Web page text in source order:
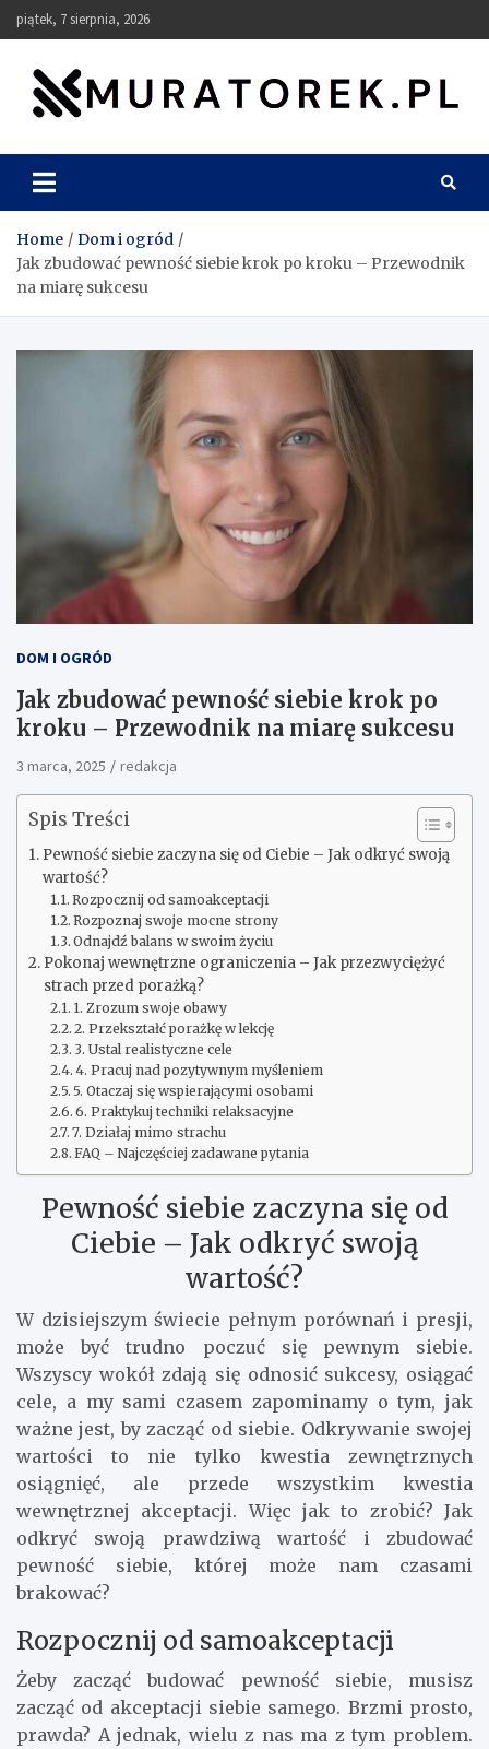
Skip
to
piątek, 7 sierpnia, 2026
muratorek.pl
Home
Dom i ogród
Jak zbudować pewność siebie krok po kroku – Przewodnik
na miarę sukcesu
DOM I OGRÓD
Jak zbudować pewność siebie krok po
kroku – Przewodnik na miarę sukcesu
3 marca, 2025 redakcja
Spis Treści
Pewność siebie zaczyna się od Ciebie – Jak odkryć swoją
wartość?
Rozpocznij od samoakceptacji
Rozpoznaj swoje mocne strony
Odnajdź balans w swoim życiu
Pokonaj wewnętrzne ograniczenia – Jak przezwyciężyć
strach przed porażką?
1. Zrozum swoje obawy
2. Przekształć porażkę w lekcję
3. Ustal realistyczne cele
4. Pracuj nad pozytywnym myśleniem
5. Otaczaj się wspierającymi osobami
6. Praktykuj techniki relaksacyjne
7. Działaj mimo strachu
FAQ – Najczęściej zadawane pytania
Pewność siebie zaczyna się od
Ciebie – Jak odkryć swoją
wartość?
W dzisiejszym świecie pełnym porównań i presji,
może być trudno poczuć się pewnym siebie.
Wszyscy wokół zdają się odnosić sukcesy, osiągać
cele, a my sami czasem zapominamy o tym, jak
ważne jest, by zacząć od siebie. Odkrywanie swojej
wartości to nie tylko kwestia zewnętrznych
osiągnięć, ale przede wszystkim kwestia
wewnętrznej akceptacji. Więc jak to zrobić? Jak
odkryć swoją prawdziwą wartość i zbudować
pewność siebie, której może nam czasami
brakować?
Rozpocznij od samoakceptacji
Żeby zacząć budować pewność siebie, musisz
zacząć od akceptacji siebie samego. Brzmi prosto,
prawda? A jednak, wielu z nas ma z tym problem.